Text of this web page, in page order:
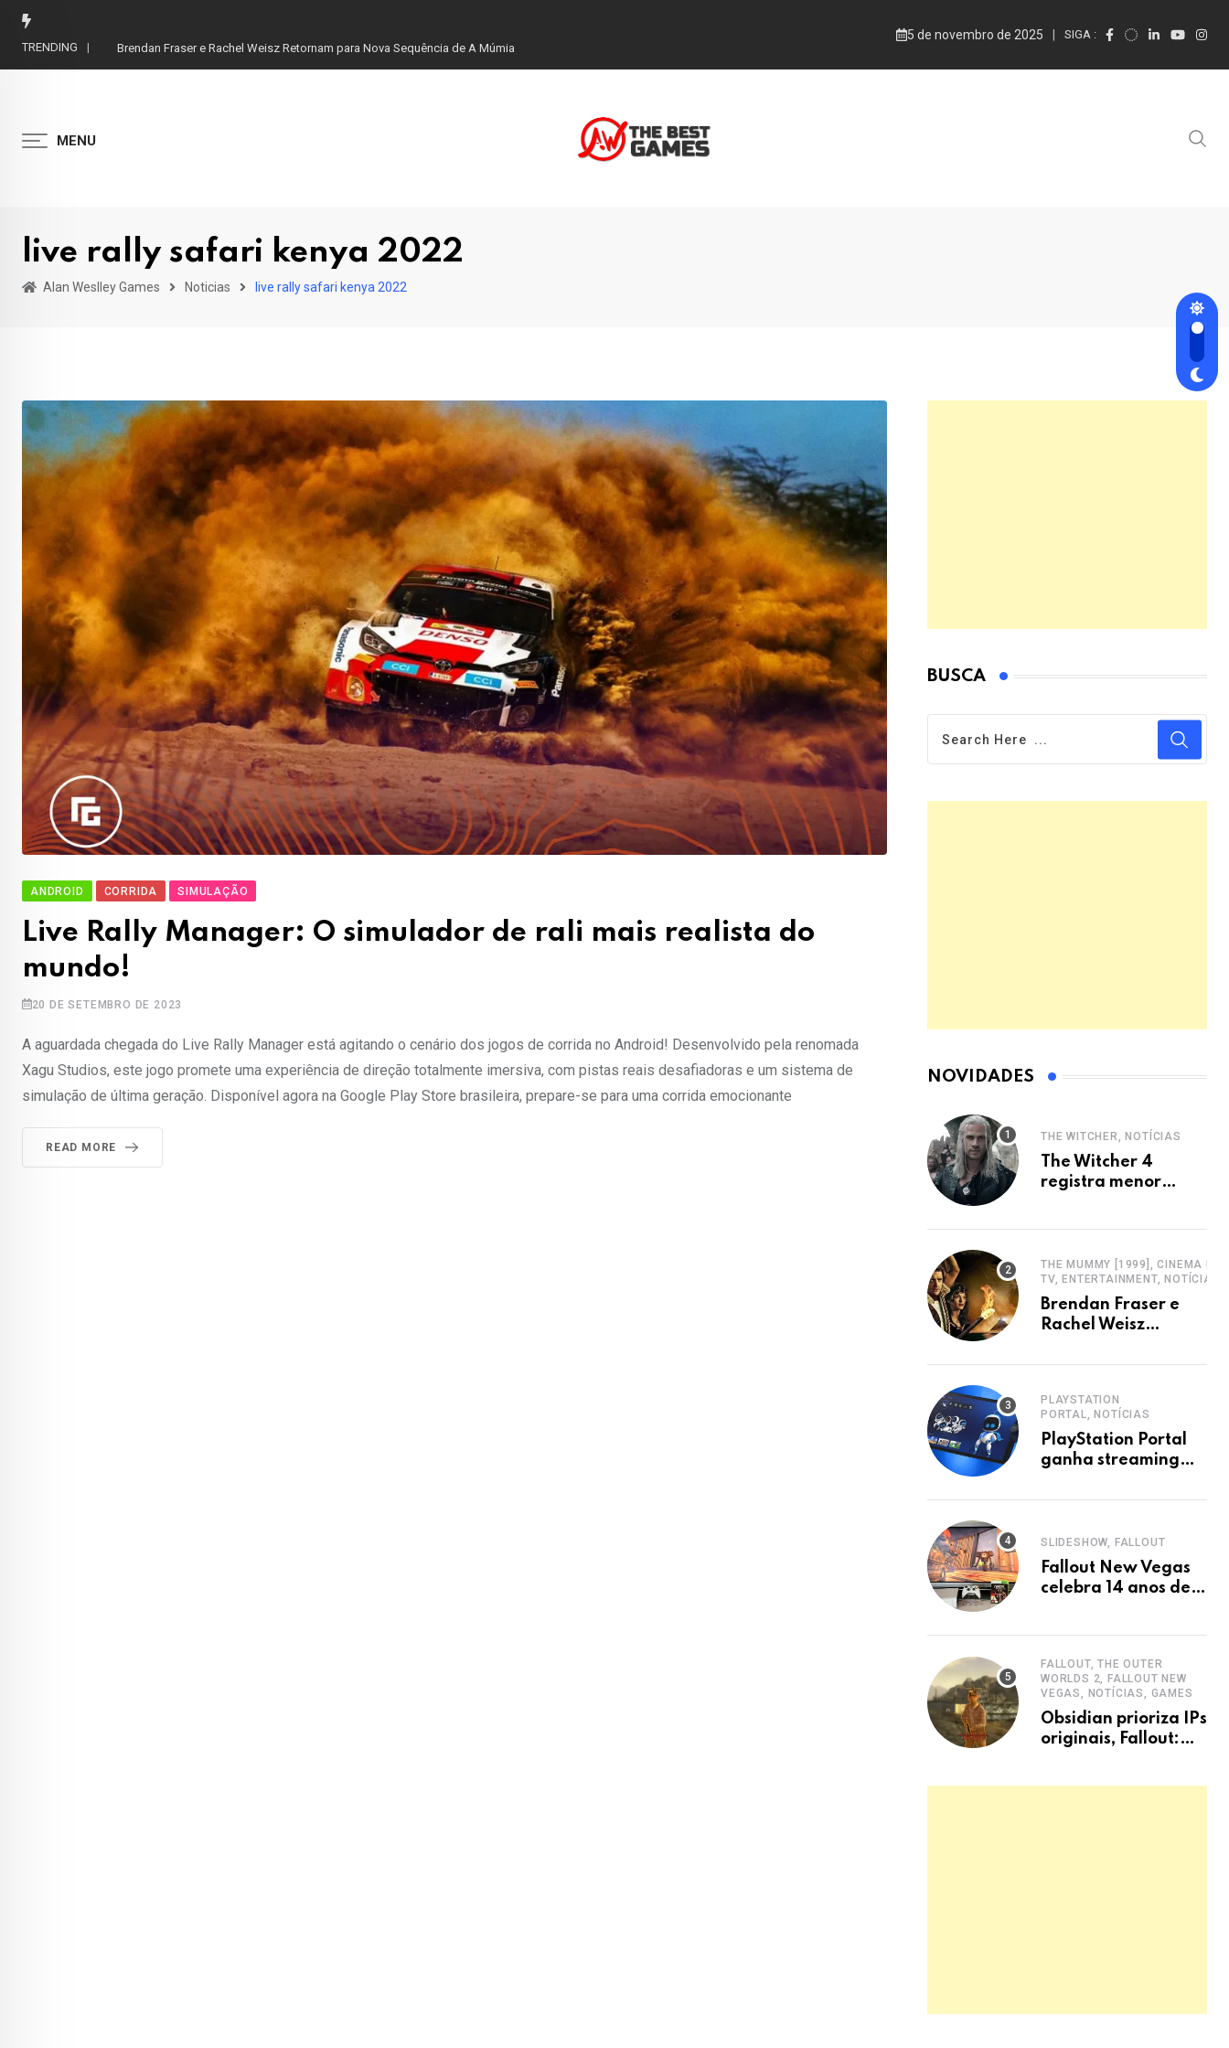
Skip
TRENDING Brendan Fraser e Rachel Weisz Retornam para Nova Sequência de A Múmia
5 de novembro de 2025 SIGA :
MENU
live rally safari kenya 2022
Alan Weslley Games Noticias live rally safari kenya 2022
ANDROID CORRIDA SIMULAÇÃO
Live Rally Manager: O simulador de rali mais realista do
mundo!
20 DE SETEMBRO DE 2023
A aguardada chegada do Live Rally Manager está agitando o cenário dos jogos de corrida no Android! Desenvolvido pela renomada
Xagu Studios, este jogo promete uma experiência de direção totalmente imersiva, com pistas reais desafiadoras e um sistema de
simulação de última geração. Disponível agora na Google Play Store brasileira, prepare-se para uma corrida emocionante
READ MORE
BUSCA
NOVIDADES
THE WITCHER, NOTÍCIAS
The Witcher 4
registra menor
THE MUMMY [1999], CINEMA E
TV, ENTERTAINMENT, NOTÍCIAS
Brendan Fraser e
Rachel Weisz
Sequência de A
PLAYSTATION
PORTAL, NOTÍCIAS
PlayStation Portal
ganha streaming
PS5
SLIDESHOW, FALLOUT
Fallout New Vegas
celebra 14 anos de
FALLOUT, THE OUTER
WORLDS 2, FALLOUT NEW
VEGAS, NOTÍCIAS, GAMES
Obsidian prioriza IPs
originais, Fallout: